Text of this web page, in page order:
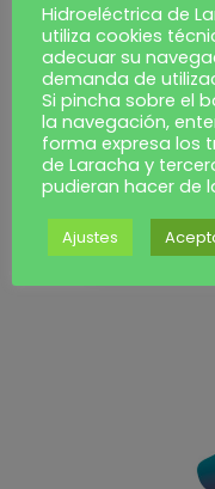
Hidroeléctrica de
utiliza cookies
adecuar su
demanda de
Si pincha sobre el
la navegación,
forma expresa los
de Laracha y
pudieran hacer de
Ajustes